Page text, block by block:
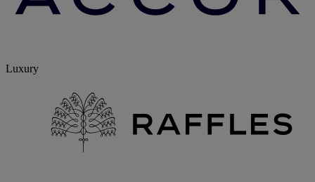
Luxury